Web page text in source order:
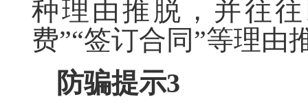
种理由推脱，并往
费”“签订合同”等理由
防骗提示3